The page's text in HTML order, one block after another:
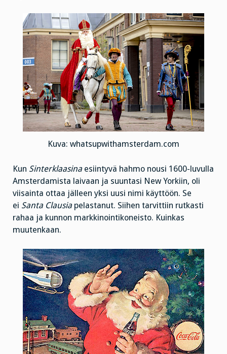
Kuva: whatsupwithamsterdam.com
Kun Sinterklaasina esiintyvä hahmo nousi 1600-luvulla
Amsterdamista laivaan ja suuntasi New Yorkiin, oli
viisainta ottaa jälleen yksi uusi nimi käyttöön. Se
ei Santa Clausia pelastanut. Siihen tarvittiin rutkasti
rahaa ja kunnon markkinointikoneisto. Kuinkas
muutenkaan.